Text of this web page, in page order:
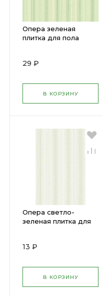
Опера зеленая
плитка для пола
29 ₽
В КОРЗИНУ
Опера светло-
зеленая плитка для
13 ₽
В КОРЗИНУ